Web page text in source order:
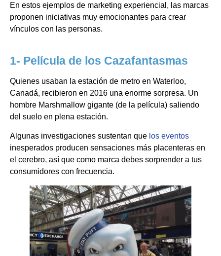
En estos ejemplos de marketing experiencial, las marcas
proponen iniciativas muy emocionantes para crear
vínculos con las personas.
1- Película de los Cazafantasmas
Quienes usaban la estación de metro en Waterloo,
Canadá, recibieron en 2016 una enorme sorpresa. Un
hombre Marshmallow gigante (de la película) saliendo
del suelo en plena estación.
Algunas investigaciones sustentan que los eventos
inesperados producen sensaciones más placenteras en
el cerebro, así que como marca debes sorprender a tus
consumidores con frecuencia.